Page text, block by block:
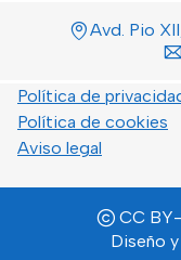
Avd. Pio
Política de
Política de cookies
Aviso legal
CC
Diseño